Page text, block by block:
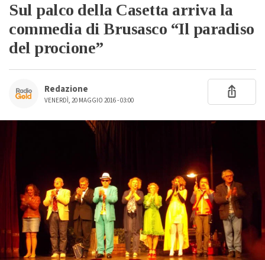
Sul palco della Casetta arriva la
commedia di Brusasco “Il paradiso
del procione”
Redazione
VENERDÌ, 20 MAGGIO 2016 - 03:00